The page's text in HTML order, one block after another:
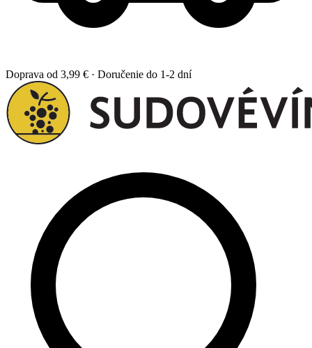
Doprava od 3,99 € · Doručenie do 1-2 dní